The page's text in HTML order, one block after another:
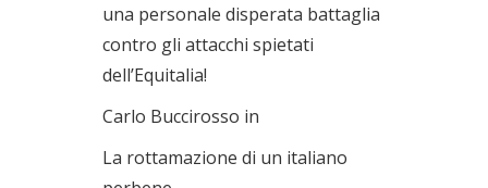
una personale disperata battaglia
contro gli attacchi spietati
dell’Equitalia!
Carlo Buccirosso in
La rottamazione di un italiano